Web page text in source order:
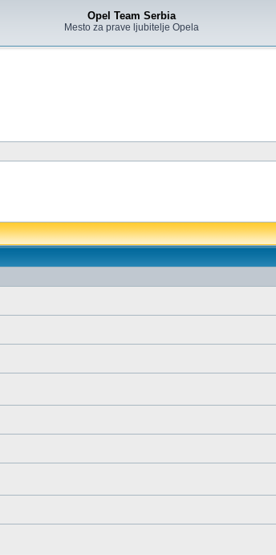
Opel Team Serbia
Mesto za prave ljubitelje Opela